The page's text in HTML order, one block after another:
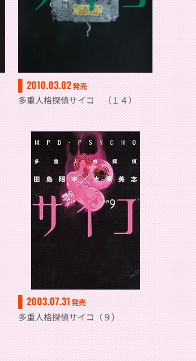
2010.03.02発売
多重人格探偵サイコ （１４）
2003.07.31発売
多重人格探偵サイコ（９）